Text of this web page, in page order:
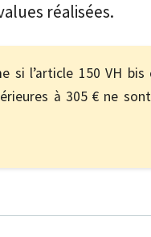
réalisées.
si l’article 150 VH
à 305 € ne